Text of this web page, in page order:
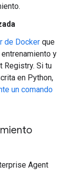
de Docker que
y
Registry. Si tu
en Python,
un comando
Agent